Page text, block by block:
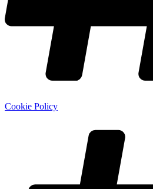
Cookie Policy